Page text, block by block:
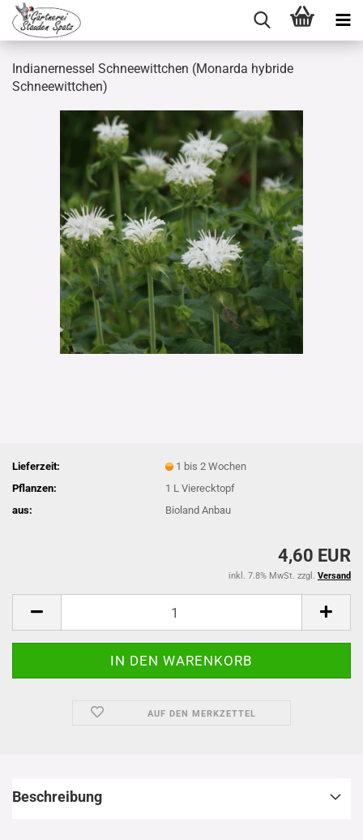
Indianernessel Schneewittchen (Monarda hybride
Schneewittchen)
Lieferzeit:
1 bis 2 Wochen
Pflanzen:
1 L Vierecktopf
aus:
Bioland Anbau
4,60 EUR
inkl. 7.8% MwSt. zzgl. Versand
AUF DEN MERKZETTEL
Beschreibung